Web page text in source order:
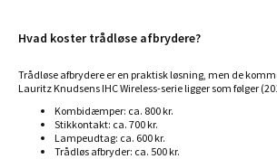
Hvad koster trådløse afbrydere?
Trådløse afbrydere er en praktisk løsning, men de
Lauritz Knudsens IHC Wireless-serie ligger som følger
Kombidæmper: ca. 800 kr.
Stikkontakt: ca. 700 kr.
Lampeudtag: ca. 600 kr.
Trådløs afbryder: ca. 500 kr.